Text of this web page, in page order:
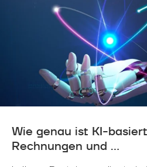
Wie genau ist KI-
Rechnungen und ...